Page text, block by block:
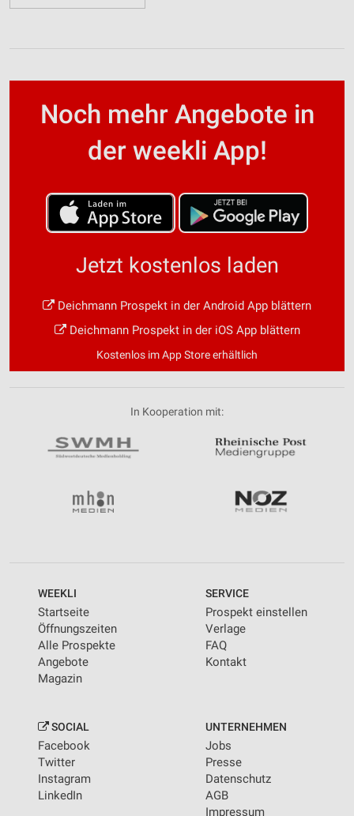
Noch mehr Angebote in
der weekli App!
Jetzt kostenlos laden
Deichmann Prospekt in der Android App blättern
Deichmann Prospekt in der iOS App blättern
Kostenlos im App Store erhältlich
In Kooperation mit:
WEEKLI
Startseite
Öffnungszeiten
Alle Prospekte
Angebote
Magazin
SERVICE
Prospekt einstellen
Verlage
FAQ
Kontakt
SOCIAL
Facebook
Twitter
Instagram
LinkedIn
UNTERNEHMEN
Jobs
Presse
Datenschutz
AGB
Impressum